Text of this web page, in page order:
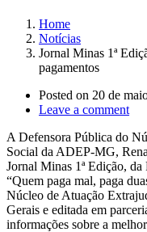
Home
Notícias
Jornal Minas 1ª
pagamentos
Posted on 20 de
Leave a comment
A Defensora Pública do
Social da ADEP-MG,
Jornal Minas 1ª Edição,
“Quem paga mal, paga
Núcleo de Atuação
Gerais e editada em
informações sobre a